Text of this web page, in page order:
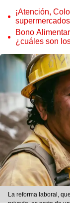
¡Atención,
consumidores
Bono
¿cuáles son
La reforma laboral,